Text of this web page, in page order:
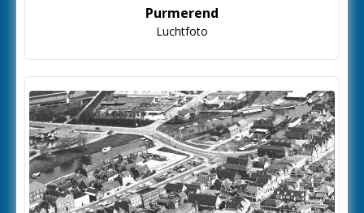
Purmerend
Luchtfoto